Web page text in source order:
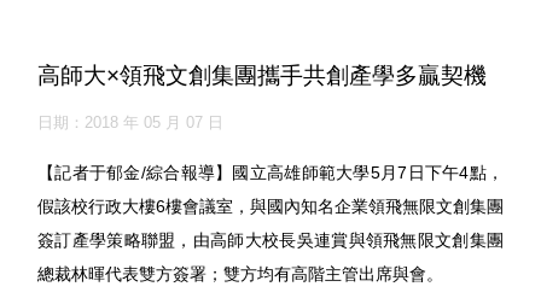
高師大×領飛文創集團攜手共創產學多贏契機
日期：2018 年 05 月 07 日
【記者于郁金/綜合報導】國立高雄師範大學5月7日下午4點，
假該校行政大樓6樓會議室，與國內知名企業領飛無限文創集團
簽訂產學策略聯盟，由高師大校長吳連賞與領飛無限文創集團
總裁林暉代表雙方簽署；雙方均有高階主管出席與會。